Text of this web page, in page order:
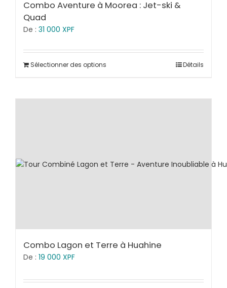
Combo Aventure à Moorea : Jet-ski &
Quad
De : 31 000 XPF
Sélectionner des options Détails
Combo Lagon et Terre à Huahine
De : 19 000 XPF